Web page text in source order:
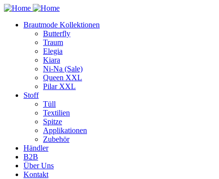
Brautmode Kollektionen
Butterfly
Traum
Elegia
Kiara
Ni-Na (Sale)
Queen XXL
Pilar XXL
Stoff
Tüll
Textilien
Spitze
Applikationen
Zubehör
Händler
B2B
Über Uns
Kontakt